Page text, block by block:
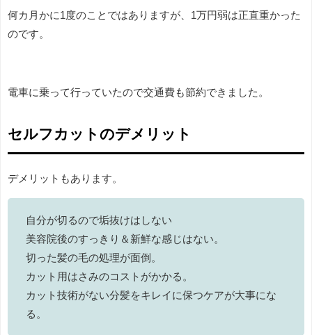
何カ月かに1度のことではありますが、1万円弱は正直重かった
のです。
電車に乗って行っていたので交通費も節約できました。
セルフカットのデメリット
デメリットもあります。
自分が切るので垢抜けはしない
美容院後のすっきり＆新鮮な感じはない。
切った髪の毛の処理が面倒。
カット用はさみのコストがかかる。
カット技術がない分髪をキレイに保つケアが大事にな
る。